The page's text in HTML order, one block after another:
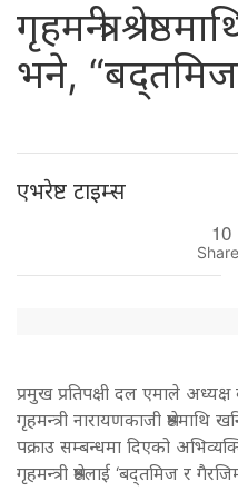
गृहमन्त्री
भने, “बद्तमिज
एभरेष्ट टाइम्स
10
प्रमुख प्रतिपक्षी दल एमाले
गृहमन्त्री नारायणकाजी
पक्राउ सम्बन्धमा दिएको
गृहमन्त्री श्रेष्ठलाई ‘बद्तमिज र